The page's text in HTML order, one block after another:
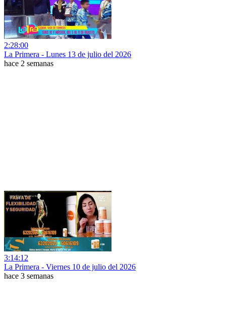
2:28:00
La Primera - Lunes 13 de julio del 2026
hace 2 semanas
3:14:12
La Primera - Viernes 10 de julio del 2026
hace 3 semanas